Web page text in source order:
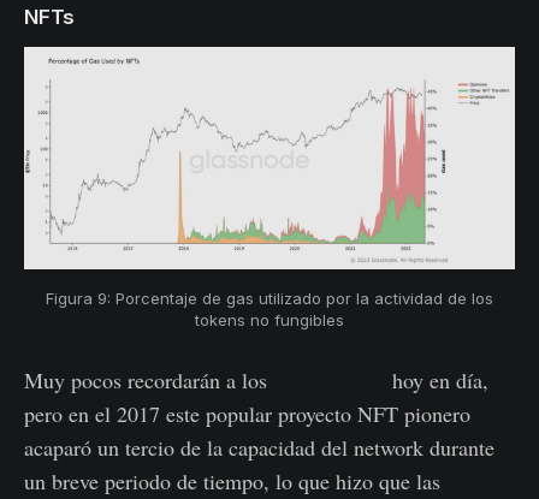
NFTs
Figura 9: Porcentaje de gas utilizado por la actividad de los
tokens no fungibles
Muy pocos recordarán a los
hoy en día,
pero en el 2017 este popular proyecto NFT pionero
acaparó un tercio de la capacidad del network durante
un breve periodo de tiempo, lo que hizo que las